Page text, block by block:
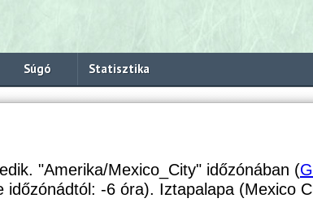
Súgó Statisztika
"Amerika/Mexico_City" időzónában (
időzónádtól: -6 óra). Iztapalapa (Mexico